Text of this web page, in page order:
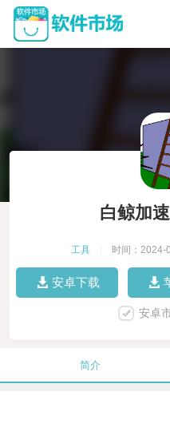
白鲸加
工具 时间：2024-
安卓下载
安卓
简介